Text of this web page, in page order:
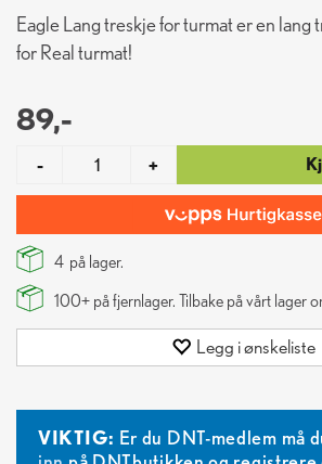
Eagle Lang treskje for turmat er en lang
for Real turmat!
89,-
- +
4 på lager.
100+ på fjernlager. Tilbake på vårt lager
Legg i ønskeliste
VIKTIG: Er du DNT-medlem må